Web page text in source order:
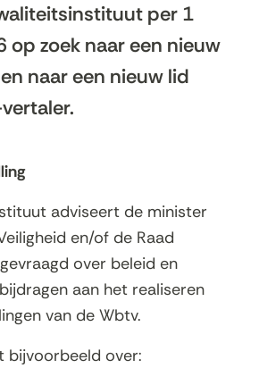
per 1
op zoek naar een nieuw
naar een nieuw lid
adviseert de minister
en/of de Raad
over beleid en
aan het realiseren
van de Wbtv.
bijvoorbeeld over: